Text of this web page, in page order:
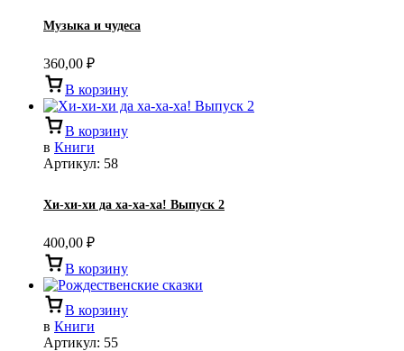
Музыка и чудеса
360,00 ₽
В корзину
В корзину
в Книги
Артикул: 58
Хи-хи-хи да ха-ха-ха! Выпуск 2
400,00 ₽
В корзину
В корзину
в Книги
Артикул: 55